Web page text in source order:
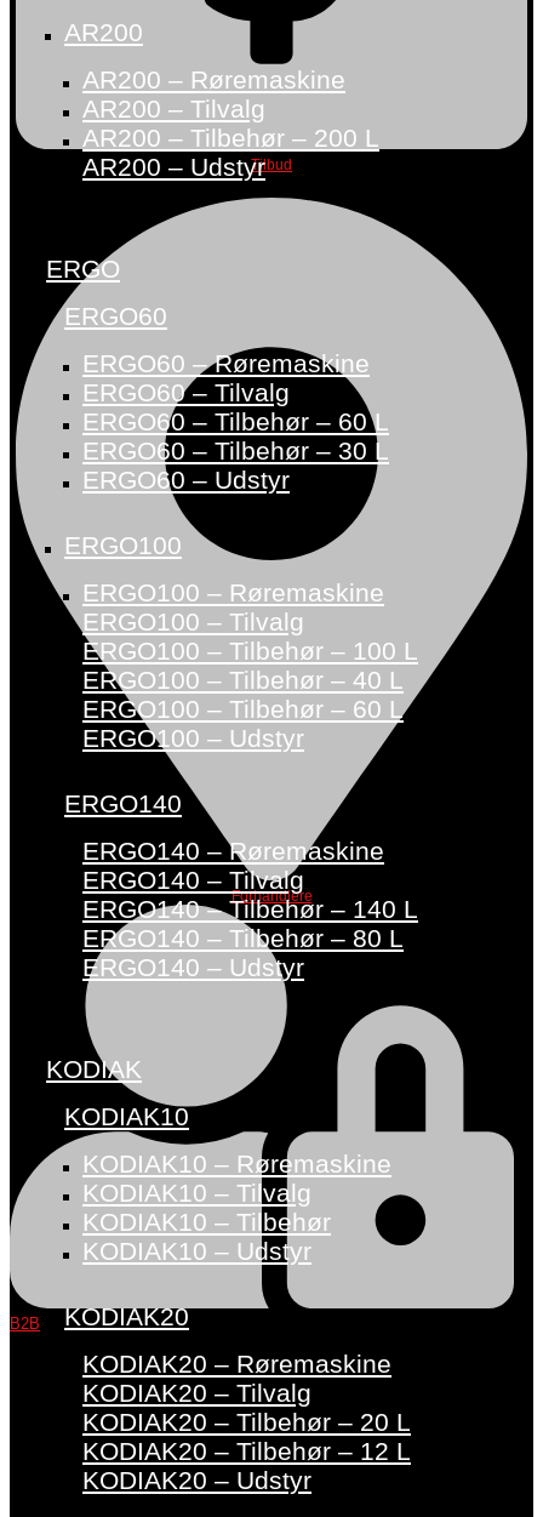
Tilbud
Forhandlere
B2B
AR200
AR200 – Røremaskine
AR200 – Tilvalg
AR200 – Tilbehør – 200 L
AR200 – Udstyr
ERGO
ERGO60
ERGO60 – Røremaskine
ERGO60 – Tilvalg
ERGO60 – Tilbehør – 60 L
ERGO60 – Tilbehør – 30 L
ERGO60 – Udstyr
ERGO100
ERGO100 – Røremaskine
ERGO100 – Tilvalg
ERGO100 – Tilbehør – 100 L
ERGO100 – Tilbehør – 40 L
ERGO100 – Tilbehør – 60 L
ERGO100 – Udstyr
ERGO140
ERGO140 – Røremaskine
ERGO140 – Tilvalg
ERGO140 – Tilbehør – 140 L
ERGO140 – Tilbehør – 80 L
ERGO140 – Udstyr
KODIAK
KODIAK10
KODIAK10 – Røremaskine
KODIAK10 – Tilvalg
KODIAK10 – Tilbehør
KODIAK10 – Udstyr
KODIAK20
KODIAK20 – Røremaskine
KODIAK20 – Tilvalg
KODIAK20 – Tilbehør – 20 L
KODIAK20 – Tilbehør – 12 L
KODIAK20 – Udstyr